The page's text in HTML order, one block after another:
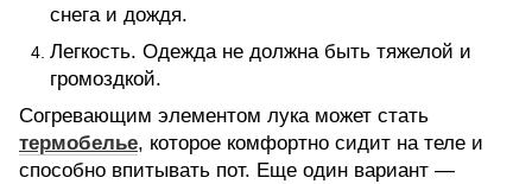
снега и дождя.
Легкость. Одежда не должна быть тяжелой и
громоздкой.
Согревающим элементом лука может стать
термобелье, которое комфортно сидит на теле и
способно впитывать пот. Еще один вариант —